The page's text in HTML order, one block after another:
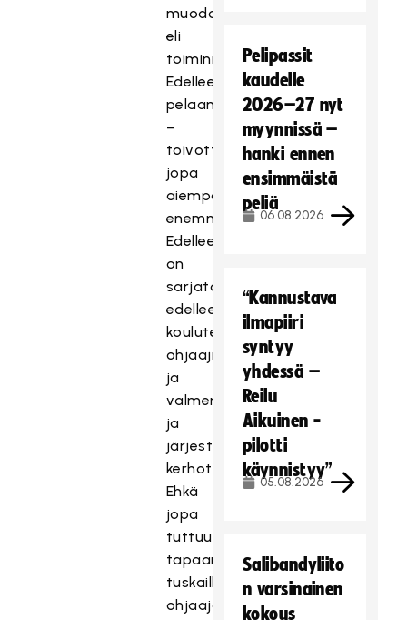
muodossa
eli
toiminnassa.
Edelleen
pelaamme
–
toivottavasti
jopa
aiempaa
enemmän.
Edelleen
on
sarjatoimintaa,
edelleen
koulutetaan
ohjaajia
ja
valmentajia,
ja
järjestetään
kerhotoimintaa.
Ehkä
jopa
tuttuun
tapaan
tuskaillaan
ohjaajapulaa
Pelipassit
kaudelle
2026–27 nyt
myynnissä –
hanki ennen
ensimmäistä
peliä
06.08.2026
“Kannustava
ilmapiiri
syntyy
yhdessä –
Reilu
Aikuinen -
pilotti
käynnistyy”
05.08.2026
Salibandyliito
n varsinainen
kokous